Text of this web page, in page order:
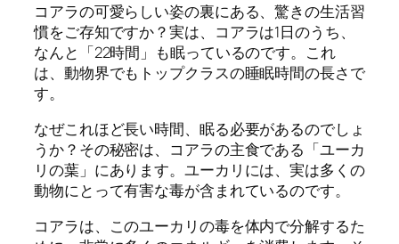
コアラの可愛らしい姿の裏にある、驚きの生活習
慣をご存知ですか？実は、コアラは1日のうち、
なんと「22時間」も眠っているのです。これ
は、動物界でもトップクラスの睡眠時間の長さで
す。
なぜこれほど長い時間、眠る必要があるのでしょ
うか？その秘密は、コアラの主食である「ユーカ
リの葉」にあります。ユーカリには、実は多くの
動物にとって有害な毒が含まれているのです。
コアラは、このユーカリの毒を体内で分解するた